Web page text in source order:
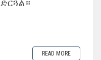
READ MORE